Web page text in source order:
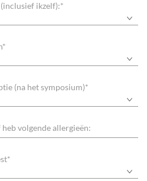
ikzelf):*
*
(na het symposium)*
volgende allergieën:
*